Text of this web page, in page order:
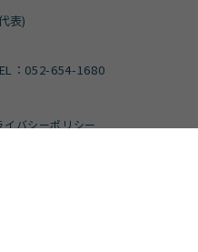
表)
：052-654-1680
バシーポリシー